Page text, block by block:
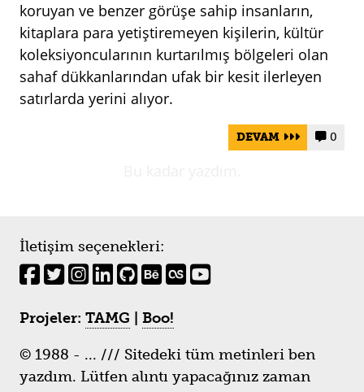
koruyan ve benzer görüşe sahip insanların,
kitaplara para yetiştiremeyen kişilerin, kültür
koleksiyoncularının kurtarılmış bölgeleri olan
sahaf dükkanlarından ufak bir kesit ilerleyen
satırlarda yerini alıyor.
DEVAM  0
İletişim seçenekleri:
Projeler: TAMG Boo!
© 1988 - ... /// Sitedeki tüm metinleri ben
yazdım. Lütfen alıntı yapacağınız zaman